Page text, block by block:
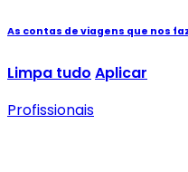
As contas de viagens que nos
Limpa tudo Aplicar
Profissionais